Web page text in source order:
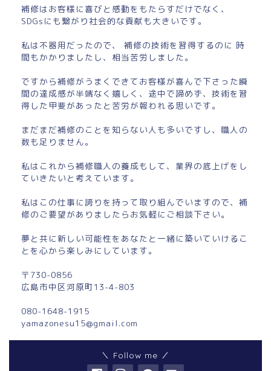
補修はお客様に喜びと感動をもたらすだけでなく、
SDGsにも繋がり社会的な貢献も大きいです。
私は不器用だったので、 補修の技術を習得するのに 時
間もかかりましたし、相当苦労しました。
ですから補修がうまくできてお客様が喜んで下さった瞬
間の達成感が半端なく嬉しく、途中で諦めず、技術を習
得した甲斐があったと苦労が報われる思いです。
まだまだ補修のことを知らない人も多いですし、職人の
数も足りません。
私はこれから補修職人の養成もして、業界の底上げをし
ていきたいと考えています。
私はこの仕事に誇りを持って取り組んでいますので、補
修のご要望がありましたらお気軽にご相談下さい。
夢と共に新しい可能性をあなたと一緒に築いていけるこ
とを心から楽しみにしています。
〒730-0856
広島市中区河原町13-4-803
080-1648-1915
yamazonesu15@gmail.com
＼ Follow me ／